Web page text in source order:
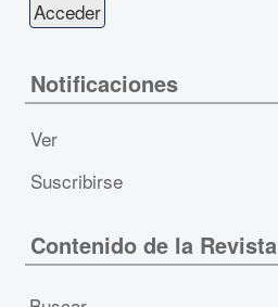
Notificaciones
Ver
Suscribirse
Contenido de la Revista